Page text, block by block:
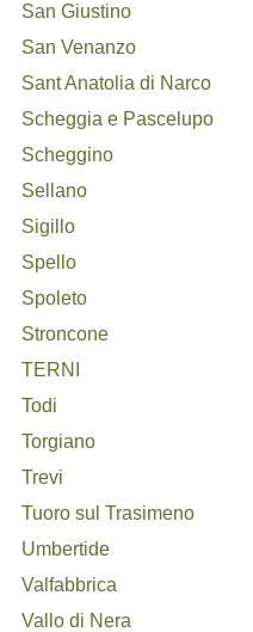
San Giustino
San Venanzo
Sant Anatolia di Narco
Scheggia e Pascelupo
Scheggino
Sellano
Sigillo
Spello
Spoleto
Stroncone
TERNI
Todi
Torgiano
Trevi
Tuoro sul Trasimeno
Umbertide
Valfabbrica
Vallo di Nera